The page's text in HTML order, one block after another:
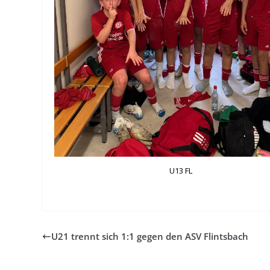
U13 FL
U21 trennt sich 1:1 gegen den ASV Flintsbach